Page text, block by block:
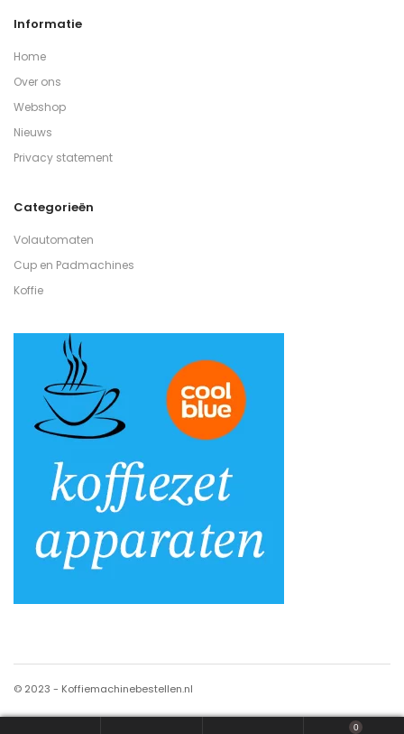
Informatie
Home
Over ons
Webshop
Nieuws
Privacy statement
Categorieën
Volautomaten
Cup en Padmachines
Koffie
© 2023 - Koffiemachinebestellen.nl
0